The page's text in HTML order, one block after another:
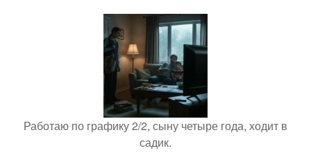
Работаю по графику 2/2, сыну четыре года, ходит в
садик.